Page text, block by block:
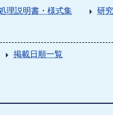
理説明書・様式集 研
掲載日順一覧